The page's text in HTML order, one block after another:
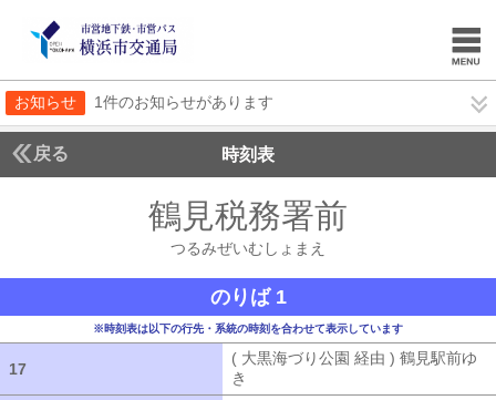
お知らせ 1件のお知らせがあります
戻る 時刻表
鶴見税務署前
つるみぜいむしょまえ
のりば 1
※時刻表は以下の行先・系統の時刻を合わせて表示しています
17
( 大黒海づり公園 経由 ) 鶴見駅前ゆ
き